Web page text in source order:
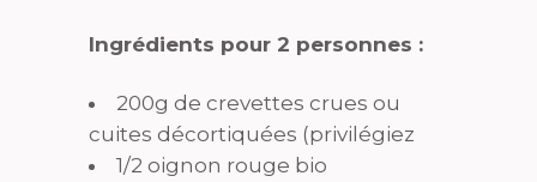
Ingrédients pour 2 personnes :
200g de crevettes crues ou
cuites décortiquées (privilégiez
1/2 oignon rouge bio